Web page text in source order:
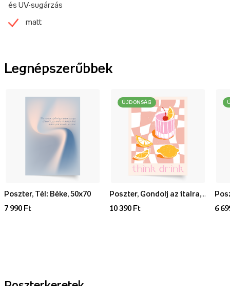
és UV-sugárzás
matt
Legnépszerűbbek
Poszter, Tél: Béke, 50x70
7 990 Ft
ÚJDONSÁG
10 390 Ft
6